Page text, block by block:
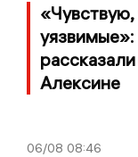
Алексине
06/08 08:46